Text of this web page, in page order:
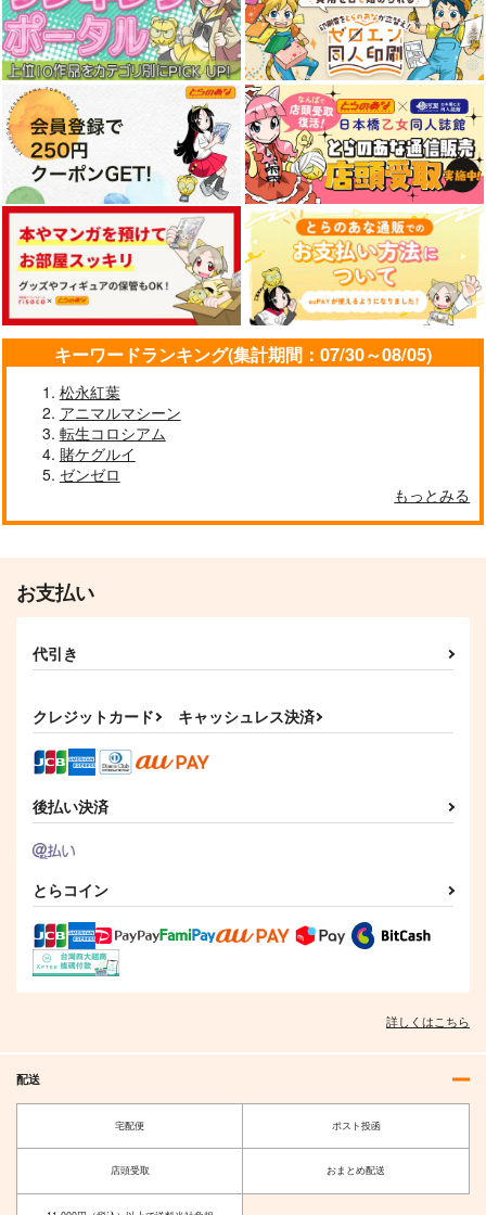
黒白のアヴェスター 1
神座万象・第十四機
関
2,178円（税込）
オリジナル
サンプル
カート
ぽに子の食レポごはん
図鑑3
なぐもカレー部
2,200円（税込）
≪新刊発売記念
≫【B5アクリルボー
ド】艶娘幻夢譚
T2 ART WORKS
専売 4,400円（税込）
競売でマンションを買
った話。３
さくら研究室
550円
オリジナル
サンプル
カート
壁配置の話２
サンプル
662円
サンプル
キーワードランキング(集計期間：07/30～08/05)
松永紅葉
アニマルマシーン
転生コロシアム
賭ケグルイ
ゼンゼロ
もっとみる
お支払い
代引き
クレジットカード キャッシュレス決済
後払い決済
とらコイン
詳しくはこちら
配送
宅配便 ポスト投函
店頭受取 おまとめ配送